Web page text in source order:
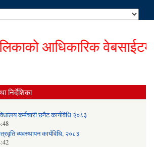
आधिकारिक वेबसाईटमा
निर्देशिका
कर्मचारी छनैट कार्यविधि २०८३
व्यवस्थापन कार्यविधि, २०८३